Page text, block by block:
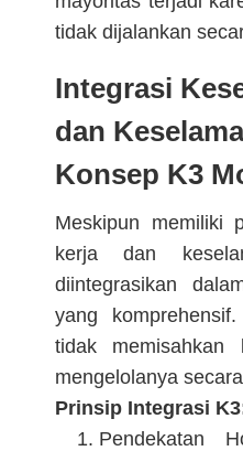
tidak dijalankan
Integrasi
dan
Konsep K3
Meskipun memiliki
kerja dan
diintegrasikan
yang
tidak memisahkan
mengelolanya
Prinsip Integrasi
Pendekatan